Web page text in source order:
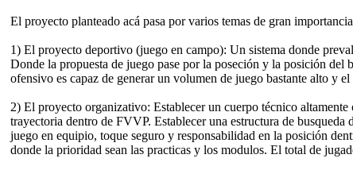
El proyecto planteado acá pasa por varios temas de gran
1) El proyecto deportivo (juego en campo): Un sistema donde
Donde la propuesta de juego pase por la poseción y la posición
ofensivo es capaz de generar un volumen de juego bastante alto y
2) El proyecto organizativo: Establecer un cuerpo técnico
trayectoria dentro de FVVP. Establecer una estructura de
juego en equipio, toque seguro y responsabilidad en la posición
donde la prioridad sean las practicas y los modulos. El total de